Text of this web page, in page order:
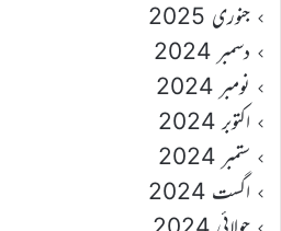
جنوری 2025
دسمبر 2024
نومبر 2024
اکتوبر 2024
ستمبر 2024
اگست 2024